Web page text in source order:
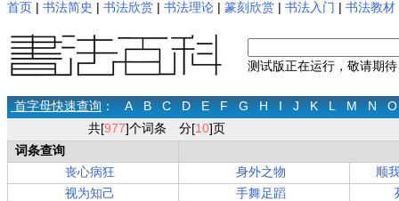
首页 | 书法简史 | 书法欣赏 | 书法理论 | 篆刻欣赏 | 书法入门 | 书法教材
测试版正在运行，敬请期
首字母快速查询： A B C D E F G H I J K L M N
O
共[977]个词条 分[10]页
词条查询
丧心病狂
身外之物
顺
视为知己
手舞足蹈